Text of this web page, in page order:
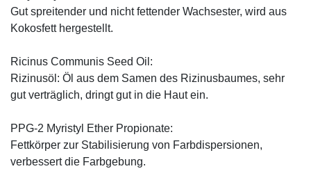
Gut spreitender und nicht fettender Wachsester, wird aus
Kokosfett hergestellt.
Ricinus Communis Seed Oil:
Rizinusöl: Öl aus dem Samen des Rizinusbaumes, sehr
gut verträglich, dringt gut in die Haut ein.
PPG-2 Myristyl Ether Propionate:
Fettkörper zur Stabilisierung von Farbdispersionen,
verbessert die Farbgebung.